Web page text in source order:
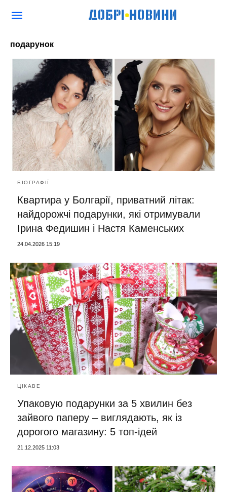
подарунок
БІОГРАФІЇ
Квартира у Болгарії, приватний літак:
найдорожчі подарунки, які отримували
Ірина Федишин і Настя Каменських
24.04.2026 15:19
ЦІКАВЕ
Упаковую подарунки за 5 хвилин без
зайвого паперу – виглядають, як із
дорогого магазину: 5 топ-ідей
21.12.2025 11:03